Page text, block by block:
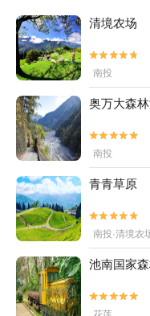
清境农场


南投
奥万大森


南投
青青草原


南投·清境农
池南国家

